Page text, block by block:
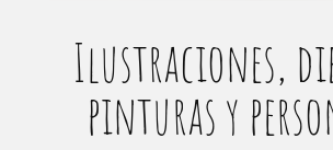
Ilustraciones,
pinturas y